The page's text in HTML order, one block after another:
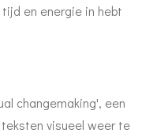
en energie in hebt
changemaking', een
visueel weer te